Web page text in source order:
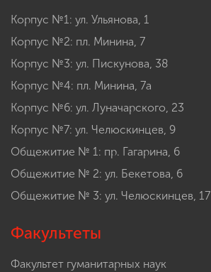
Корпус №1: ул. Ульянова, 1
Корпус №2: пл. Минина, 7
Корпус №3: ул. Пискунова, 38
Корпус №4: пл. Минина, 7а
Корпус №6: ул. Луначарского, 23
Корпус №7: ул. Челюскинцев, 9
Общежитие № 1: пр. Гагарина, 6
Общежитие № 2: ул. Бекетова, 6
Общежитие № 3: ул. Челюскинцев, 17
Факультеты
Факультет гуманитарных наук